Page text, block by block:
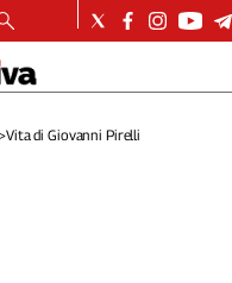
>Vita di Giovanni Pirelli